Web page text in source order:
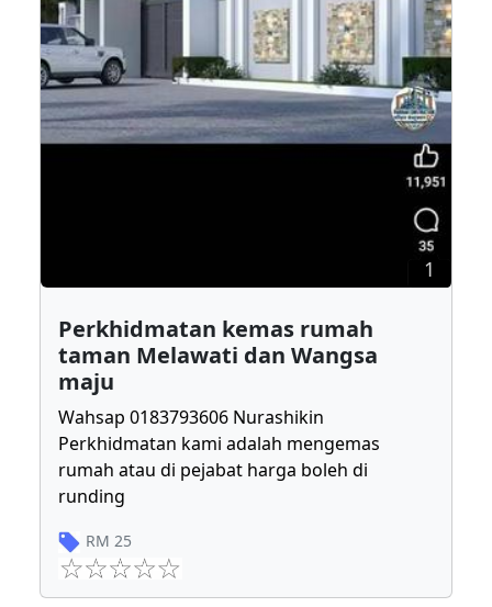
1
Perkhidmatan kemas rumah
taman Melawati dan Wangsa
maju
Wahsap 0183793606 Nurashikin
Perkhidmatan kami adalah mengemas
rumah atau di pejabat harga boleh di
runding
RM 25